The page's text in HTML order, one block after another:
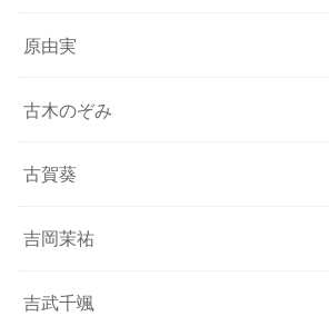
原由実
古木のぞみ
古賀葵
吉岡茉祐
吉武千颯